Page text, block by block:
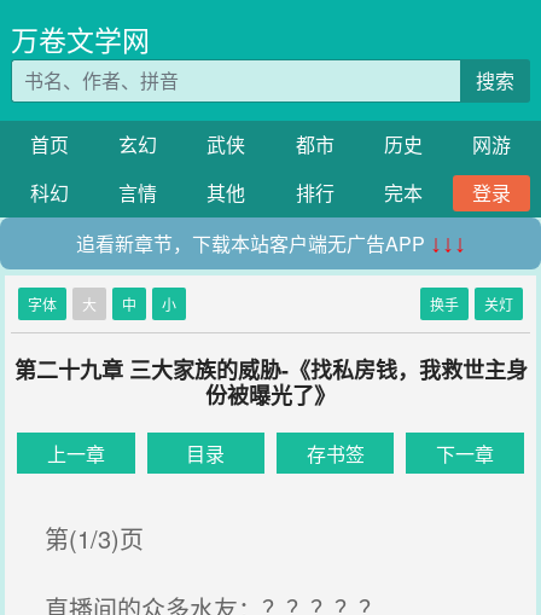
万卷文学网
搜索
首页 玄幻 武侠 都市 历史
网游
科幻
言情 其他 排行 完本
登录
追看新章节，下载本站客户端无广告APP ↓↓↓
字体 大 中 小 换手 关灯
第二十九章 三大家族的威胁-《找私房钱，我救世主身
份被曝光了》
上一章 目录 存书签 下一章
第(1/3)页